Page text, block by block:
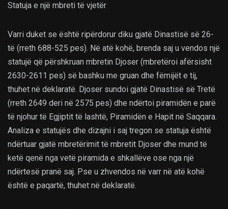
Statuja e një mbreti të vjetër
Varri duket se është ripërdorur diku gjatë Dinastisë së 26-
të (rreth 688-525 pes). Në atë kohë, brenda saj u vendos një
statujë që përshkruan mbretin Djoser (mbretëroi afërsisht
2630-2611 pes) së bashku me gruan dhe fëmijët e tij,
thuhet në deklaratë. Djoser sundoi gjatë Dinastisë së Tretë
(rreth 2649 deri në 2575 pes) dhe ndërtoi piramidën e parë
të njohur të Egjiptit të lashtë, Piramidën e Hapit në Saqqara.
Analiza e statujës dhe dizajni i saj tregon se statuja është
ndërtuar gjatë mbretërimit të mbretit Djoser dhe mund të
ketë qenë nga vetë piramida e shkallëve ose nga një
ndërtesë pranë saj. Pse u zhvendos në varr në atë kohë
është e paqartë, thuhet në deklaratë.